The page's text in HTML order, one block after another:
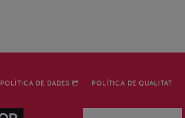
POLÍTICA DE DADES POLÍTICA DE QUALITAT